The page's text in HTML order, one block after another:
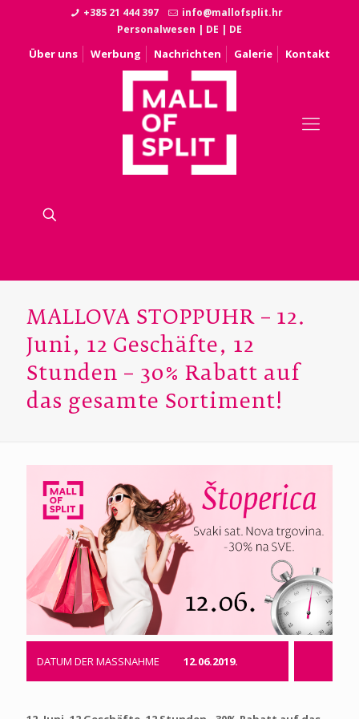
+385 21 444 397
info@mallofsplit.hr
Personalwesen | DE | DE
Über uns Werbung Nachrichten Galerie Kontakt
MALLOVA STOPPUHR – 12.
Juni, 12 Geschäfte, 12
Stunden – 30% Rabatt auf
das gesamte Sortiment!
DATUM DER MASSNAHME 12.06.2019.